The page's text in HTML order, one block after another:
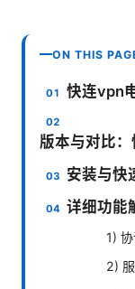
ON THIS
快连vpn
版本与对比
安装与快
详细功能
1)
2)